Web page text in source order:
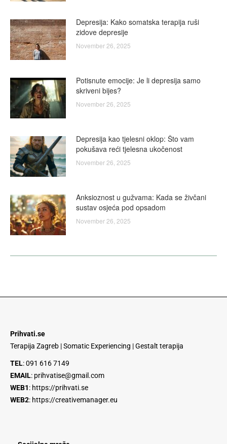
Depresija: Kako somatska terapija ruši
zidove depresije
November 26, 2025
Potisnute emocije: Je li depresija samo
skriveni bijes?
November 26, 2025
Depresija kao tjelesni oklop: Što vam
pokušava reći tjelesna ukočenost
November 26, 2025
Anksioznost u gužvama: Kada se živčani
sustav osjeća pod opsadom
November 26, 2025
Prihvati.se
Terapija Zagreb | Somatic Experiencing | Gestalt terapija
TEL:091 616 7149
EMAIL: prihvatise@gmail.com
WEB1: https://prihvati.se
WEB2: https://creativemanager.eu